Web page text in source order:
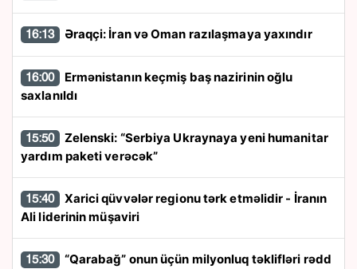
16:13 Əraqçi: İran və Oman razılaşmaya yaxındır
16:00
saxlanıldı
15:50
yardım paketi verəcək”
15:40
Ali liderinin müşaviri
15:30